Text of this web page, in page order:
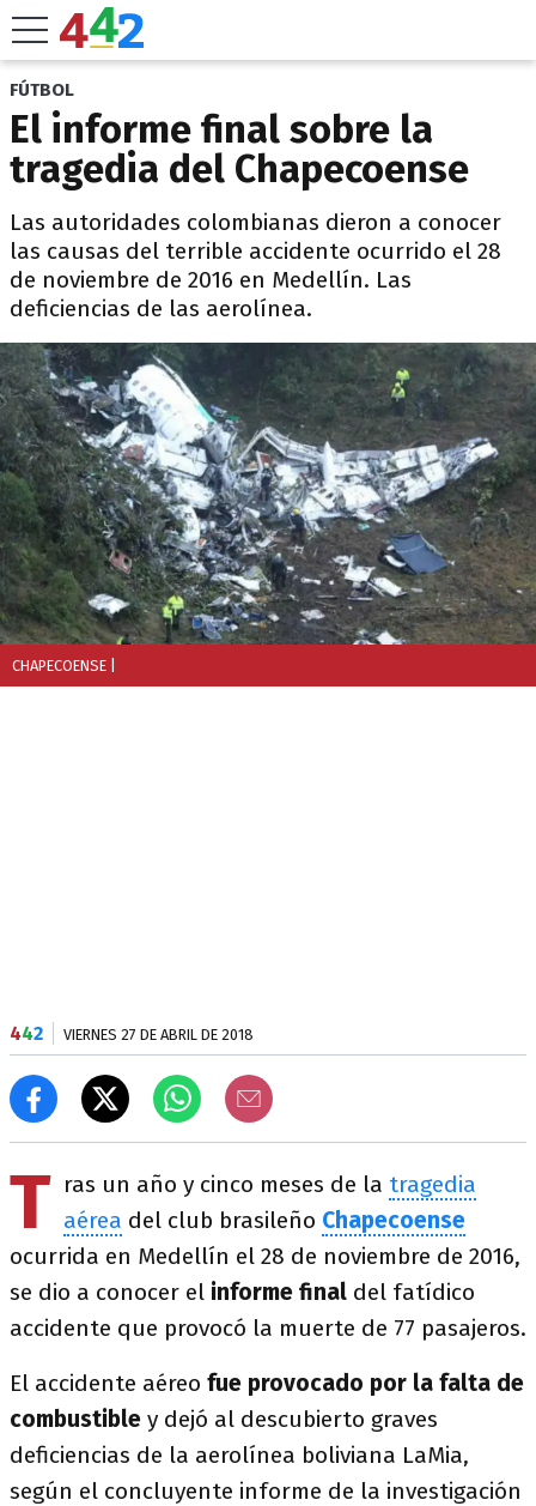
FÚTBOL
El informe final sobre la
tragedia del Chapecoense
Las autoridades colombianas dieron a conocer
las causas del terrible accidente ocurrido el 28
de noviembre de 2016 en Medellín. Las
deficiencias de las aerolínea.
CHAPECOENSE
442 VIERNES 27 DE ABRIL DE 2018
T ras un año y cinco meses de la tragedia
aérea del club brasileño Chapecoense
ocurrida en Medellín el 28 de noviembre de 2016,
se dio a conocer el informe final del fatídico
accidente que provocó la muerte de 77 pasajeros.
El accidente aéreo fue provocado por la falta de
combustible y dejó al descubierto graves
deficiencias de la aerolínea boliviana LaMia,
según el concluyente informe de la investigación